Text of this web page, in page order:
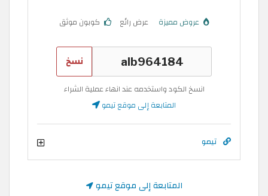
عروض مميزة عرض رائع كوبون موثق
نسخ
انسخ الكود واستخدمه عند انهاء عملية الشراء
المتابعة إلى موقع تيمو
تيمو
المتابعة إلى موقع تيمو